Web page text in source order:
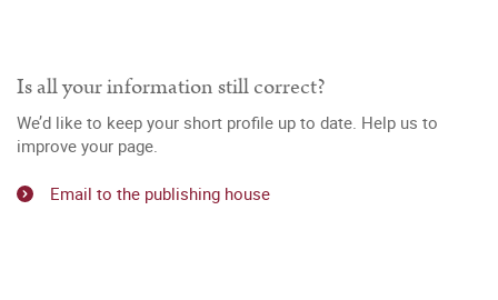
Is all your information still correct?
We’d like to keep your short profile up to date. Help us to
improve your page.
Email to the publishing house